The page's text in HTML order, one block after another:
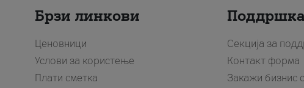
Брзи линкови
Ценовници
Услови за користење
Плати сметка
Секција за
Контакт форма
Закажи бизнис